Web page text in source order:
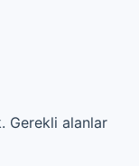
Gerekli alanlar